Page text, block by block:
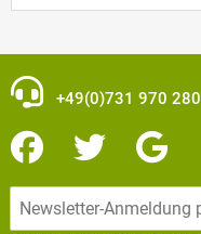
+49(0)731 970 280